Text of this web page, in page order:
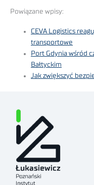
Powiązane wpisy:
CEVA Logistics
transportowe
Port Gdynia wśród
Bałtyckim
Jak zwiększyć